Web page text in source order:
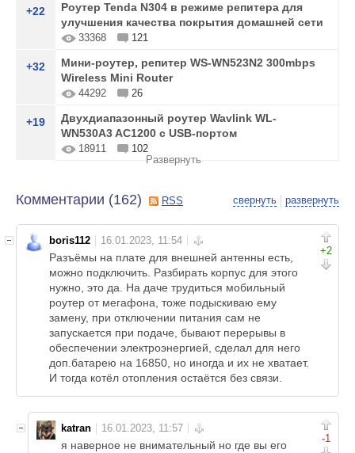
+22
Роутер Tenda N304 в режиме репитера для
улучшения качества покрытия домашней сети
33368 121
+32
Мини-роутер, репитер WS-WN523N2 300mbps
Wireless Mini Router
44292 26
+19
Двухдиапазонный роутер Wavlink WL-
WN530A3 AC1200 с USB-портом
18911
102
Развернуть
свернуть развернуть
Комментарии (162) RSS
+2
boris112
Разъёмы на плате для внешней антенны есть,
можно подключить. Разбирать корпус для этого
нужно, это да. На даче трудиться мобильный
роутер от мегафона, тоже подыскиваю ему
замену, при отключении питания сам не
запускается при подаче, бывают перерывы в
обеспечении электроэнергией, сделал для него
доп.батарею на 16850, но иногда и их не хватает.
И тогда котёл отопления остаётся без связи.
-1
katran
я наверное не внимательный но где вы его